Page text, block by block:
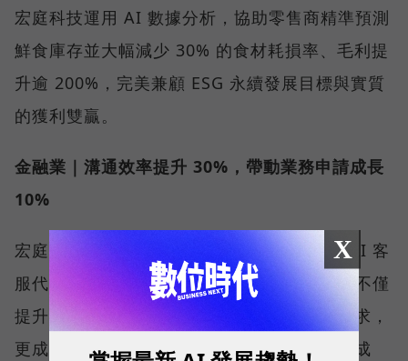
宏庭科技運用 AI 數據分析，協助零售商精準預測
鮮食庫存並大幅減少 30% 的食材耗損率、毛利提
升逾 200%，完美兼顧 ESG 永續發展目標與實質
的獲利雙贏。
金融業｜溝通效率提升 30%，帶動業務申請成長
10%
宏庭科技協助大型金融集團建立安全合規的 AI 客
服代理，透過導入 Google Cloud AI 技術，不僅
提升 30% 溝通效率，有效分擔龐大的服務需求，
更成功帶動 10% 辦卡率，將服務轉換為營收成
X